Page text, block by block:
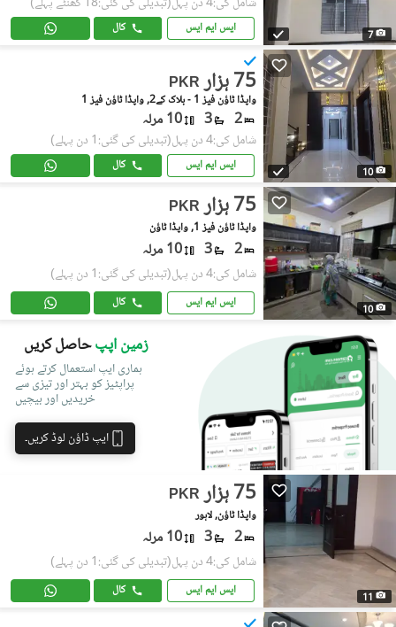
7 ایس ایم ایس کال
10
PKR 75 ہزار
واپڈا ٹاؤن فیز 1 - بلاک کے2, واپڈا ٹاؤن فیز 1
2
3 10 مرلہ
شامل کی:4 دن پہل (تبدیلی کی گئی:1 دن پہلے)
ایس ایم ایس کال
10
PKR 75 ہزار
واپڈا ٹاؤن فیز 1, واپڈا ٹاؤن
2
3 10 مرلہ
شامل کی:4 دن پہل (تبدیلی کی گئی:1 دن پہلے)
ایس ایم ایس کال
زمین اپپحاصل کریں
ہماری ایپ استعمال کرتے ہوئے
پراپٹیز کو بہتر اور تیزی سے
خریدیں اور بیچیں
ایپ ڈاؤن لوڈ کریں۔
11
PKR 75 ہزار
واپڈا ٹاؤن, لاہور
2
3 10 مرلہ
شامل کی:4 دن پہل (تبدیلی کی گئی:1 دن پہلے)
ایس ایم ایس کال